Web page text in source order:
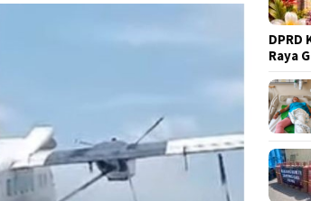
DPRD
Raya